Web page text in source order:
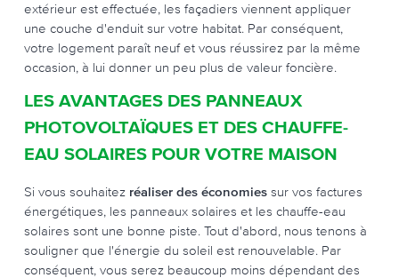
extérieur est effectuée, les façadiers viennent appliquer
une couche d'enduit sur votre habitat. Par conséquent,
votre logement paraît neuf et vous réussirez par la même
occasion, à lui donner un peu plus de valeur foncière.
LES AVANTAGES DES PANNEAUX
PHOTOVOLTAÏQUES ET DES CHAUFFE-
EAU SOLAIRES POUR VOTRE MAISON
Si vous souhaitez réaliser des économies sur vos factures
énergétiques, les panneaux solaires et les chauffe-eau
solaires sont une bonne piste. Tout d'abord, nous tenons à
souligner que l'énergie du soleil est renouvelable. Par
conséquent, vous serez beaucoup moins dépendant des